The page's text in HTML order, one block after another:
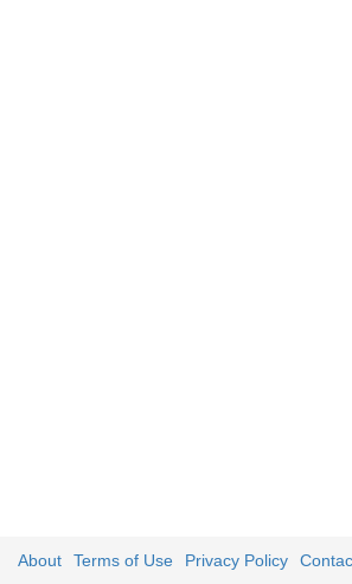
About Terms of Use Privacy Policy